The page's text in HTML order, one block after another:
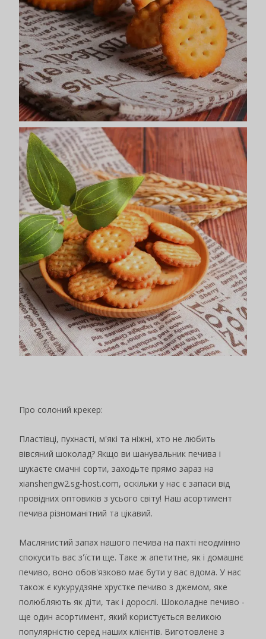
Про солоний крекер:
Пластівці, пухнасті, м'які та ніжні, хто не любить
вівсяний шоколад? Якщо ви шанувальник печива і
шукаєте смачні сорти, заходьте прямо зараз на
xianshengw2.sg-host.com, оскільки у нас є запаси від
провідних оптовиків з усього світу! Наш асортимент
печива різноманітний та цікавий.
Маслянистий запах нашого печива на пахті неодмінно
спокусить вас з'їсти ще. Таке ж апетитне, як і домашнє
печиво, воно обов'язково має бути у вас вдома. У нас
також є кукурудзяне хрустке печиво з джемом, яке
полюбляють як діти, так і дорослі. Шоколадне печиво -
ще один асортимент, який користується великою
популярністю серед наших клієнтів. Виготовлене з